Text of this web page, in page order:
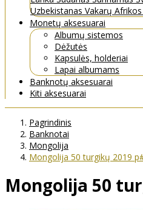
Uzbekistanas Vakarų
Monetų aksesuarai
Albumų sistemos
Dėžutės
Kapsulės, holderiai
Lapai albumams
Banknotų aksesuarai
Kiti aksesuarai
Pagrindinis
Banknotai
Mongolija
Mongolija 50 turgikų 2019
Mongolija 50